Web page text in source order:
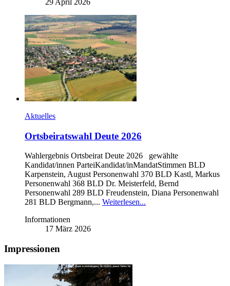
29 April 2026
Aktuelles
Ortsbeiratswahl Deute 2026
Wahlergebnis Ortsbeirat Deute 2026 gewählte
Kandidat/innen ParteiKandidat/inMandatStimmen BLD
Karpenstein, August Personenwahl 370 BLD Kastl, Markus
Personenwahl 368 BLD Dr. Meisterfeld, Bernd
Personenwahl 289 BLD Freudenstein, Diana Personenwahl
281 BLD Bergmann,... Weiterlesen...
Informationen
17 März 2026
Impressionen